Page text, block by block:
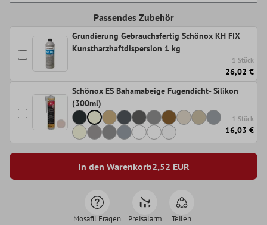
Passendes Zubehör
Grundierung Gebrauchsfertig Schönox KH FIX
Kunstharzhaftdispersion 1 kg
1 Stück
26,02 €
Schönox ES Bahamabeige Fugendicht- Silikon
(300ml)
1 Stück
16,03 €
In den Warenkorb2,52 EUR
Mosafil Fragen Preisalarm Teilen